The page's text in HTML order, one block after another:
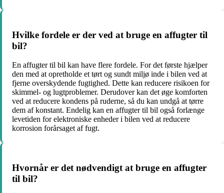
Hvilke fordele er der ved at bruge en affugter til
bil?
En affugter til bil kan have flere fordele. For det første hjælper
den med at opretholde et tørt og sundt miljø inde i bilen ved at
fjerne overskydende fugtighed. Dette kan reducere risikoen for
skimmel- og lugtproblemer. Derudover kan det øge komforten
ved at reducere kondens på ruderne, så du kan undgå at tørre
dem af konstant. Endelig kan en affugter til bil også forlænge
levetiden for elektroniske enheder i bilen ved at reducere
korrosion forårsaget af fugt.
Hvornår er det nødvendigt at bruge en affugter
til bil?